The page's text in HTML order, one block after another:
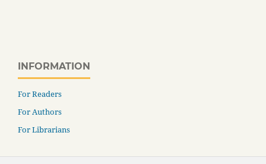
INFORMATION
For Readers
For Authors
For Librarians